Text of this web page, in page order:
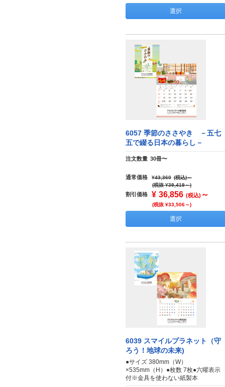
選択
6057 季節のささやき －五七
五で綴る日本の暮らし－
注文数量 30冊〜
通常価格 ¥43,360 (税込)～
(税抜 ¥39,419～)
割引価格 ¥ 36,856 (税込) ～
(税抜 ¥33,506～)
選択
6039 スマイルプラネット（守
ろう！地球の未来)
●サイズ 380mm（W）
×535mm（H）●枚数 7枚●六曜表示
付※金具を使わない紙製本